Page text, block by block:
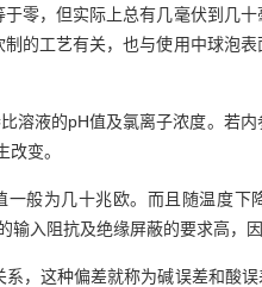
于零，但实际上总有几毫伏到几
的工艺有关，也与使用中球泡
溶液的pH值及氯离子浓度。若内
变。
般为几十兆欧。而且随温度下
输入阻抗及绝缘屏蔽的要求高，
系，这种偏差就称为碱误差和酸